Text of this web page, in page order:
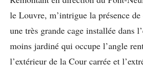
le Louvre, m’intrigue la présence
une très grande cage installée dans
moins jardiné qui occupe l’angle
l’extérieur de la Cour carrée et